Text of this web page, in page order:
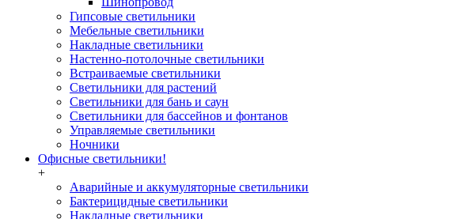
Гипсовые светильники
Мебельные светильники
Накладные светильники
Настенно-потолочные светильники
Встраиваемые светильники
Светильники для растений
Светильники для бань и саун
Светильники для бассейнов и фонтанов
Управляемые светильники
Ночники
Офисные светильники!
+
Аварийные и аккумуляторные светильники
Бактерицидные светильники
Накладные светильники